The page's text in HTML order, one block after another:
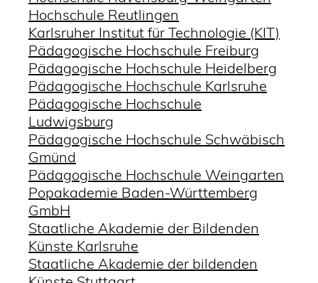
Hochschule Reutlingen
Karlsruher Institut für Technologie (KIT)
Pädagogische Hochschule Freiburg
Pädagogische Hochschule Heidelberg
Pädagogische Hochschule Karlsruhe
Pädagogische Hochschule
Ludwigsburg
Pädagogische Hochschule Schwäbisch
Gmünd
Pädagogische Hochschule Weingarten
Popakademie Baden-Württemberg
GmbH
Staatliche Akademie der Bildenden
Künste Karlsruhe
Staatliche Akademie der bildenden